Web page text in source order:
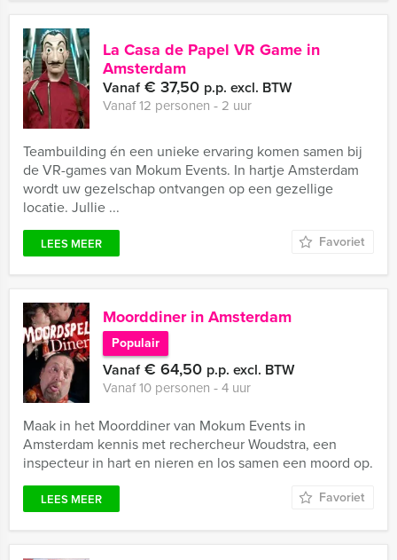
La Casa de Papel VR Game in
Amsterdam
Vanaf€ 37,50 p.p. excl. BTW
Vanaf 12 personen ‐ 2 uur
Teambuilding én een unieke ervaring komen samen bij
de VR-games van Mokum Events. In hartje Amsterdam
wordt uw gezelschap ontvangen op een gezellige
locatie. Jullie ...
LEES MEER Favoriet
Moorddiner in Amsterdam
Populair
Vanaf€ 64,50 p.p. excl. BTW
Vanaf 10 personen ‐ 4 uur
Maak in het Moorddiner van Mokum Events in
Amsterdam kennis met rechercheur Woudstra, een
inspecteur in hart en nieren en los samen een moord op.
LEES MEER Favoriet